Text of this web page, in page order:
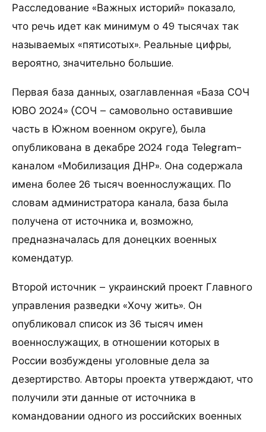
Расследование «Важных историй» показало,
что речь идет как минимум о 49 тысячах так
называемых «пятисотых». Реальные цифры,
вероятно, значительно большие.
Первая база данных, озаглавленная «База СОЧ
ЮВО 2024» (СОЧ – самовольно оставившие
часть в Южном военном округе), была
опубликована в декабре 2024 года Telegram-
каналом «Мобилизация ДНР». Она содержала
имена более 26 тысяч военнослужащих. По
словам администратора канала, база была
получена от источника и, возможно,
предназначалась для донецких военных
комендатур.
Второй источник – украинский проект Главного
управления разведки «Хочу жить». Он
опубликовал список из 36 тысяч имен
военнослужащих, в отношении которых в
России возбуждены уголовные дела за
дезертирство. Авторы проекта утверждают, что
получили эти данные от источника в
командовании одного из российских военных